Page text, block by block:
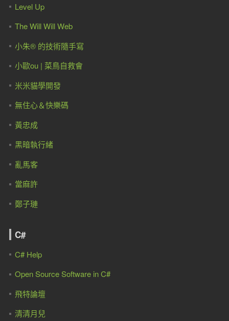
Level Up
The Will Will Web
小朱® 的技術隨手寫
小歐ou | 菜鳥自救會
米米貓學開發
無住心＆快樂碼
黃忠成
黑暗執行緒
亂馬客
當麻許
鄭子璉
C#
C# Help
Open Source Software in C#
飛特論壇
清清月兒